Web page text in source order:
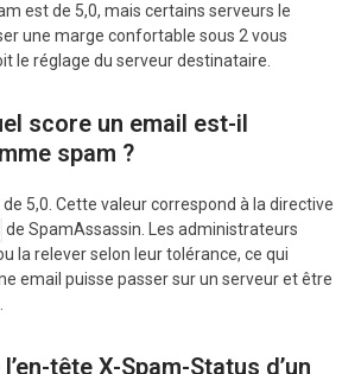
est de 5,0, mais certains serveurs le
une marge confortable sous 2 vous
le réglage du serveur destinataire.
score un email est-il
spam ?
5,0. Cette valeur correspond à la directive
de SpamAssassin. Les administrateurs
la relever selon leur tolérance, ce qui
email puisse passer sur un serveur et être
tête X-Spam-Status d’un